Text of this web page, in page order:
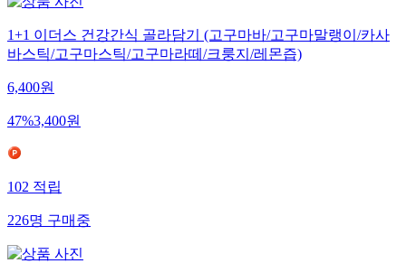
1+1 이더스 건강간식 골라담기 (고구마바/고구마말랭이/카사
바스틱/고구마스틱/고구마라떼/크룽지/레몬즙)
6,400원
47%3,400원
102 적립
226명 구매중